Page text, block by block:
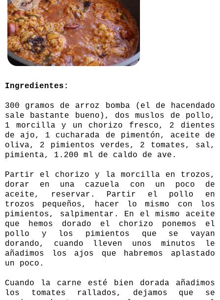
Ingredientes:
300 gramos de arroz bomba (el de hacendado
sale bastante bueno), dos muslos de pollo,
1 morcilla y un chorizo fresco, 2 dientes
de ajo, 1 cucharada de pimentón, aceite de
oliva, 2 pimientos verdes, 2 tomates, sal,
pimienta, 1.200 ml de caldo de ave.
Partir el chorizo y la morcilla en trozos,
dorar en una cazuela con un poco de
aceite, reservar. Partir el pollo en
trozos pequeños, hacer lo mismo con los
pimientos, salpimentar. En el mismo aceite
que hemos dorado el chorizo ponemos el
pollo y los pimientos que se vayan
dorando, cuando lleven unos minutos le
añadimos los ajos que habremos aplastado
un poco.
Cuando la carne esté bien dorada añadimos
los tomates rallados, dejamos que se